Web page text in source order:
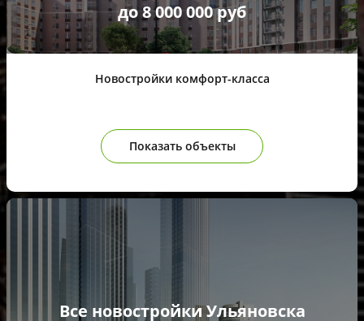
Показать объекты
до 8 000 000 руб
Новостройки комфорт-класса
Все новостройки Ульяновска